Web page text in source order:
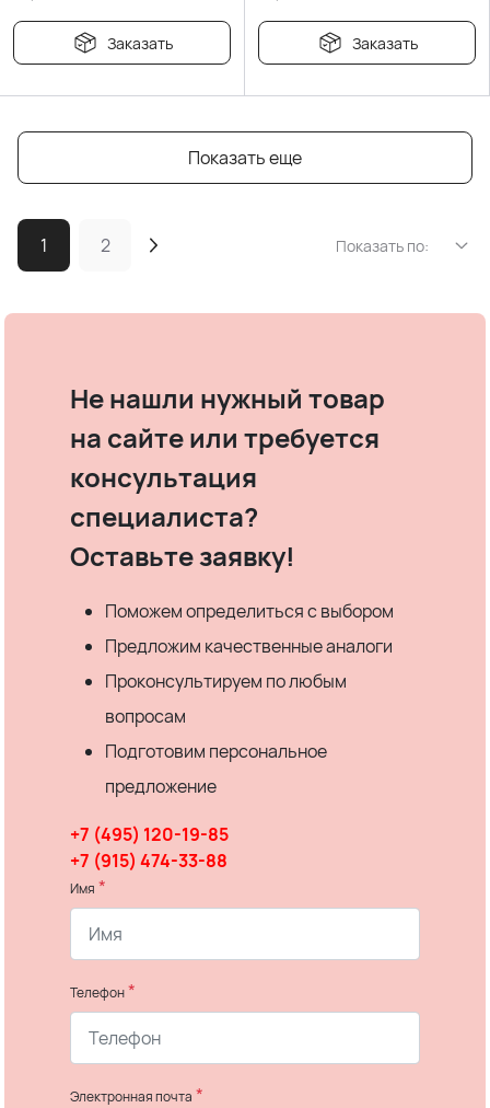
Заказать Заказать
Показать еще
1 2 Показать по:
Не нашли нужный товар
на сайте или требуется
консультация
специалиста?
Оставьте заявку!
Поможем определиться с выбором
Предложим качественные аналоги
Проконсультируем по любым
вопросам
Подготовим персональное
предложение
+7 (495) 120-19-85
+7 (915) 474-33-88
Имя *
Телефон*
Электронная почта *